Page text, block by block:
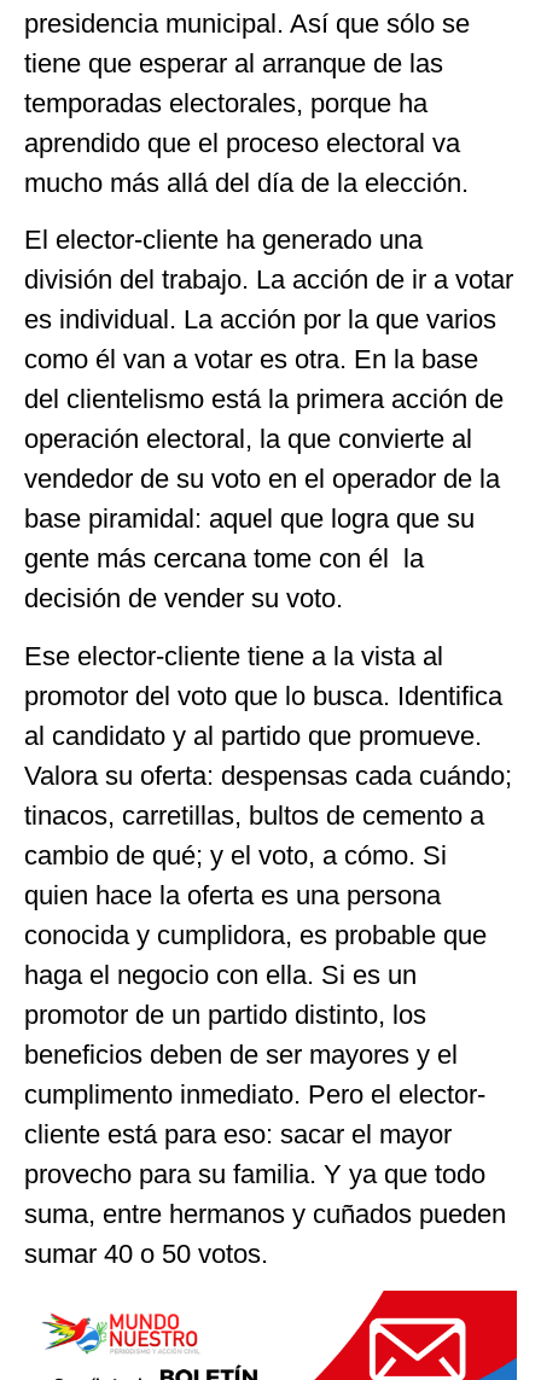
presidencia municipal. Así que sólo se
tiene que esperar al arranque de las
temporadas electorales, porque ha
aprendido que el proceso electoral va
mucho más allá del día de la elección.
El elector-cliente ha generado una
división del trabajo. La acción de ir a votar
es individual. La acción por la que varios
como él van a votar es otra. En la base
del clientelismo está la primera acción de
operación electoral, la que convierte al
vendedor de su voto en el operador de la
base piramidal: aquel que logra que su
gente más cercana tome con él la
decisión de vender su voto.
Ese elector-cliente tiene a la vista al
promotor del voto que lo busca. Identifica
al candidato y al partido que promueve.
Valora su oferta: despensas cada cuándo;
tinacos, carretillas, bultos de cemento a
cambio de qué; y el voto, a cómo. Si
quien hace la oferta es una persona
conocida y cumplidora, es probable que
haga el negocio con ella. Si es un
promotor de un partido distinto, los
beneficios deben de ser mayores y el
cumplimento inmediato. Pero el elector-
cliente está para eso: sacar el mayor
provecho para su familia. Y ya que todo
suma, entre hermanos y cuñados pueden
sumar 40 o 50 votos.